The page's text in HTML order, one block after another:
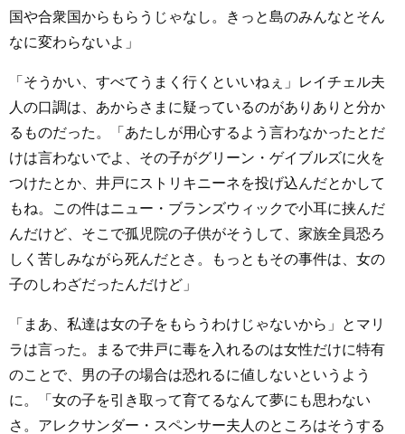
国や合衆国からもらうじゃなし。きっと島のみんなとそん
なに変わらないよ」
「そうかい、すべてうまく行くといいねぇ」レイチェル夫
人の口調は、あからさまに疑っているのがありありと分か
るものだった。「あたしが用心するよう言わなかったとだ
けは言わないでよ、その子がグリーン・ゲイブルズに火を
つけたとか、井戸にストリキニーネを投げ込んだとかして
もね。この件はニュー・ブランズウィックで小耳に挟んだ
んだけど、そこで孤児院の子供がそうして、家族全員恐ろ
しく苦しみながら死んだとさ。もっともその事件は、女の
子のしわざだったんだけど」
「まあ、私達は女の子をもらうわけじゃないから」とマリ
ラは言った。まるで井戸に毒を入れるのは女性だけに特有
のことで、男の子の場合は恐れるに値しないというよう
に。「女の子を引き取って育てるなんて夢にも思わない
さ。アレクサンダー・スペンサー夫人のところはそうする